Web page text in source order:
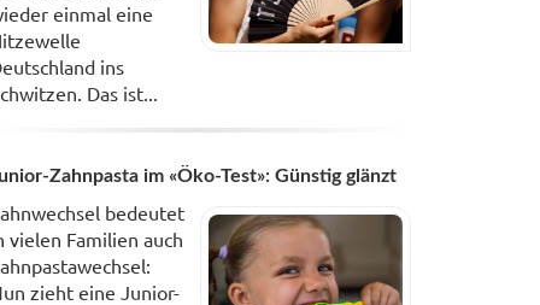
einmal eine
ins
Das ist...
Zahnpasta im «Öko-Test»: Günstig glänzt
bedeutet
vielen Familien auch
zieht eine Junior-